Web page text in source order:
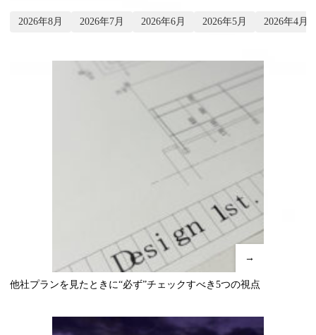
2026年8月 2026年7月 2026年6月 2026年5月 2026年4月
→
他社プランを見たときに“必ず”チェックすべき5つの視点